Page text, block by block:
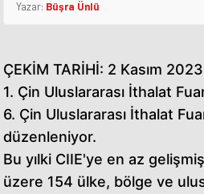
Yazar: Büşra Ünlü
ÇEKİM TARİHİ: 2 Kasım 2023
1. Çin Uluslararası İthalat
6. Çin Uluslararası İthalat
düzenleniyor.
Bu yılki CIIE'ye en az
üzere 154 ülke, bölge ve